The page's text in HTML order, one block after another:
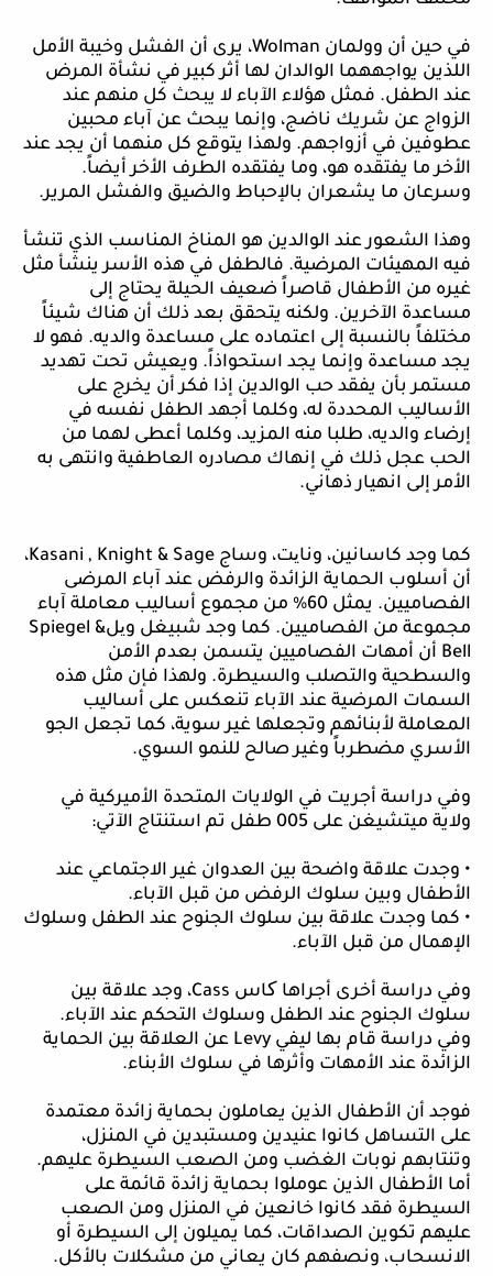
في حين أن وولمان Wolman، يرى أن الفشل وخيبة الأمل
اللذين يواجههما الوالدان لها أثر كبير في نشأة المرض
عند الطفل. فمثل هؤلاء الآباء لا يبحث كل منهم عند
الزواج عن شريك ناضج، وإنما يبحث عن آباء محبين
عطوفين في أزواجهم. ولهذا يتوقع كل منهما أن يجد عند
الأخر ما يفتقده هو، وما يفتقده الطرف الأخر أيضاً.
وسرعان ما يشعران بالإحباط والضيق والفشل المرير.
وهذا الشعور عند الوالدين هو المناخ المناسب الذي تنشأ
فيه المهيئات المرضية. فالطفل في هذه الأسر ينشأ مثل
غيره من الأطفال قاصراً ضعيف الحيلة يحتاج إلى
مساعدة الآخرين. ولكنه يتحقق بعد ذلك أن هناك شيئاً
مختلفاً بالنسبة إلى اعتماده على مساعدة والديه. فهو لا
يجد مساعدة وإنما يجد استحواذاً. ويعيش تحت تهديد
مستمر بأن يفقد حب الوالدين إذا فكر أن يخرج على
الأساليب المحددة له، وكلما أجهد الطفل نفسه في
إرضاء والديه، طلبا منه المزيد، وكلما أعطى لهما من
الحب عجل ذلك في إنهاك مصادره العاطفية وانتهى به
الأمر إلى انهيار ذهاني.
كما وجد كاسانين، ونایت، وساج Kasani , Knight & Sage
،
أن أسلوب الحماية الزائدة والرفض عند آباء المرضى
الفصاميين. يمثل 60% من مجموع أساليب معاملة آباء
مجموعة من الفصاميين. كما وجد شبيغل ویلSpiegel &
Bell أن أمهات الفصاميين يتسمن بعدم الأمن
والسطحية والتصلب والسيطرة. ولهذا فإن مثل هذه
السمات المرضية عند الآباء تنعكس على أساليب
المعاملة لأبنائهم وتجعلها غير سوية، كما تجعل الجو
الأسري مضطرباً وغير صالح للنمو السوي.
وفي دراسة أجريت في الولايات المتحدة الأميركية في
ولاية ميتشيغن على 005 طفل تم استنتاج الآتي:
• وجدت علاقة واضحة بين العدوان غير الاجتماعي عند
الأطفال وبين سلوك الرفض من قبل الآباء.
• كما وجدت علاقة بين سلوك الجنوح عند الطفل وسلوك
الإهمال من قبل الآباء.
وفي دراسة أخرى أجراها کاس Cass، وجد علاقة بين
سلوك الجنوح عند الطفل وسلوك التحكم عند الآباء.
وفي دراسة قام بها ليفي Levy عن العلاقة بين الحماية
الزائدة عند الأمهات وأثرها في سلوك الأبناء.
فوجد أن الأطفال الذين يعاملون بحماية زائدة معتمدة
على التساهل كانوا عنيدين ومستبدين في المنزل،
وتنتابهم نوبات الغضب ومن الصعب السيطرة عليهم.
أما الأطفال الذين عوملوا بحماية زائدة قائمة على
السيطرة فقد كانوا خانعين في المنزل ومن الصعب
عليهم تكوين الصداقات، كما يميلون إلى السيطرة أو
الانسحاب، ونصفهم كان يعاني من مشكلات بالأكل.